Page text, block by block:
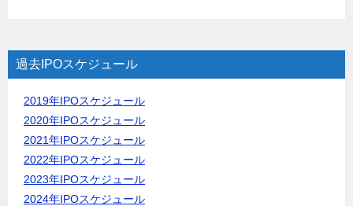
過去IPOスケジュール
2019年IPOスケジュール
2020年IPOスケジュール
2021年IPOスケジュール
2022年IPOスケジュール
2023年IPOスケジュール
2024年IPOスケジュール